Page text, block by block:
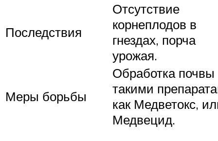
Последствия
Отсутствие
корнеплодов в
гнездах, порча
урожая.
Меры борьбы
Обработка почвы
такими
как Медветокс,
Медвецид.